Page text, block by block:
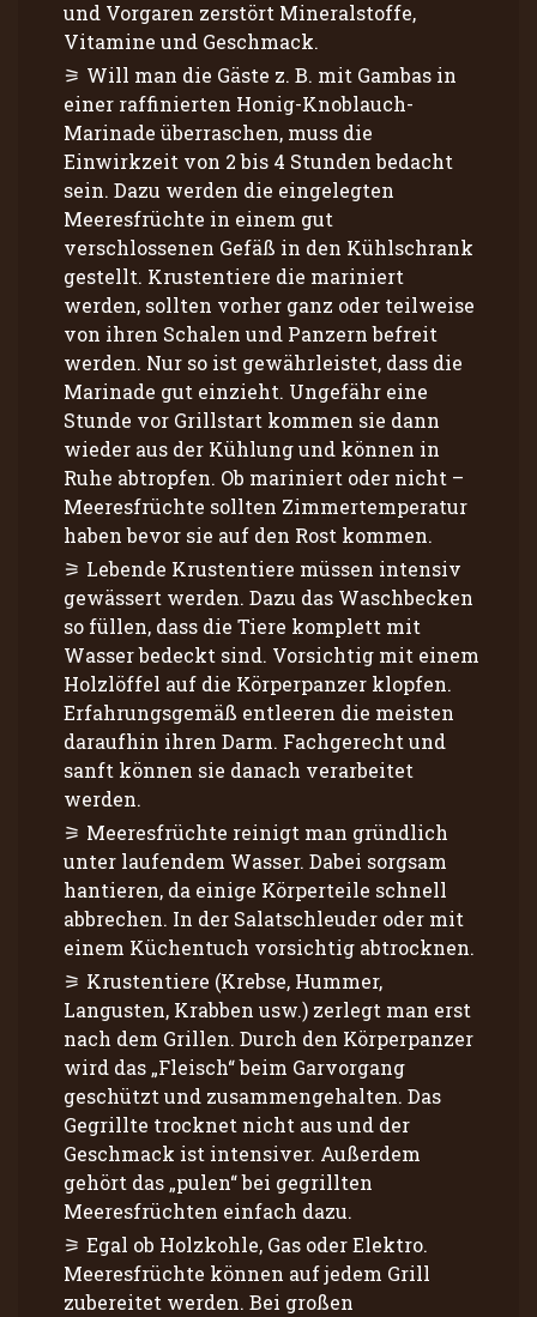
und Vorgaren zerstört Mineralstoffe,
Vitamine und Geschmack.
Will man die Gäste z. B. mit Gambas in
einer raffinierten Honig-Knoblauch-
Marinade überraschen, muss die
Einwirkzeit von 2 bis 4 Stunden bedacht
sein. Dazu werden die eingelegten
Meeresfrüchte in einem gut
verschlossenen Gefäß in den Kühlschrank
gestellt. Krustentiere die mariniert
werden, sollten vorher ganz oder teilweise
von ihren Schalen und Panzern befreit
werden. Nur so ist gewährleistet, dass die
Marinade gut einzieht. Ungefähr eine
Stunde vor Grillstart kommen sie dann
wieder aus der Kühlung und können in
Ruhe abtropfen. Ob mariniert oder nicht –
Meeresfrüchte sollten Zimmertemperatur
haben bevor sie auf den Rost kommen.
Lebende Krustentiere müssen intensiv
gewässert werden. Dazu das Waschbecken
so füllen, dass die Tiere komplett mit
Wasser bedeckt sind. Vorsichtig mit einem
Holzlöffel auf die Körperpanzer klopfen.
Erfahrungsgemäß entleeren die meisten
daraufhin ihren Darm. Fachgerecht und
sanft können sie danach verarbeitet
werden.
Meeresfrüchte reinigt man gründlich
unter laufendem Wasser. Dabei sorgsam
hantieren, da einige Körperteile schnell
abbrechen. In der Salatschleuder oder mit
einem Küchentuch vorsichtig abtrocknen.
Krustentiere (Krebse, Hummer,
Langusten, Krabben usw.) zerlegt man erst
nach dem Grillen. Durch den Körperpanzer
wird das „Fleisch“ beim Garvorgang
geschützt und zusammengehalten. Das
Gegrillte trocknet nicht aus und der
Geschmack ist intensiver. Außerdem
gehört das „pulen“ bei gegrillten
Meeresfrüchten einfach dazu.
Egal ob Holzkohle, Gas oder Elektro.
Meeresfrüchte können auf jedem Grill
zubereitet werden. Bei großen